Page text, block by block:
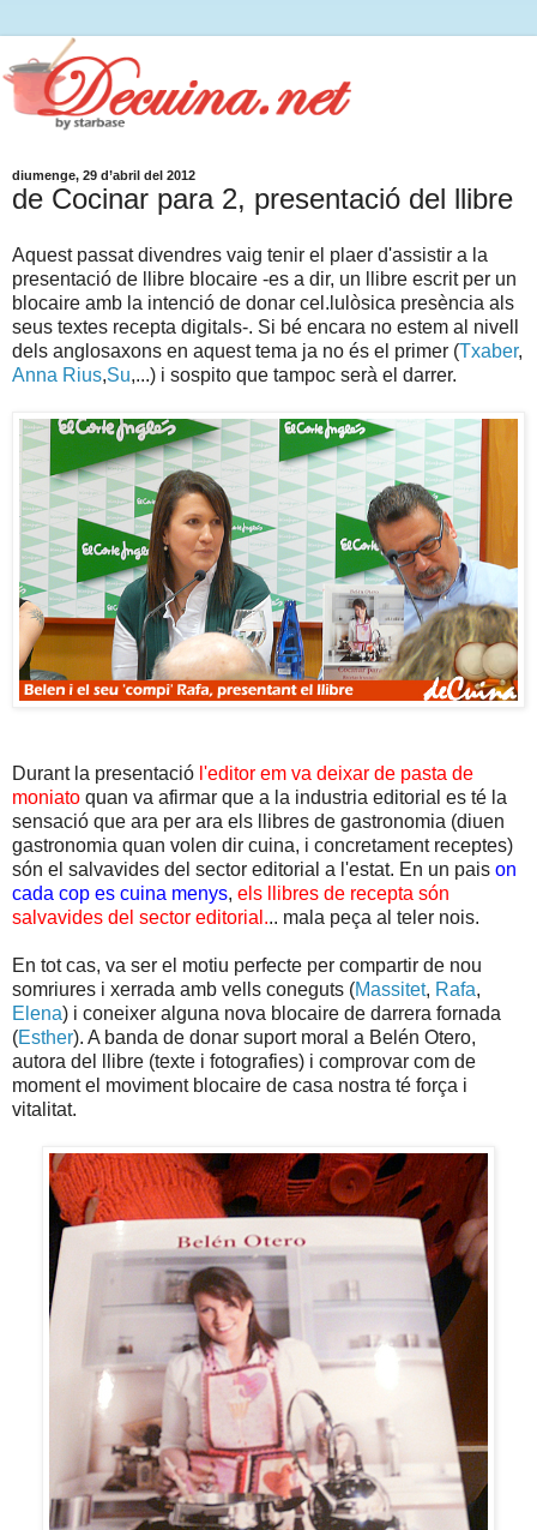
diumenge, 29 d’abril del 2012
de Cocinar para 2, presentació del llibre
Aquest passat divendres vaig tenir el plaer d'assistir a la
presentació de llibre blocaire -es a dir, un llibre escrit per un
blocaire amb la intenció de donar cel.lulòsica presència als
seus textes recepta digitals-. Si bé encara no estem al nivell
dels anglosaxons en aquest tema ja no és el primer (Txaber,
Anna Rius,Su,...) i sospito que tampoc serà el darrer.
Durant la presentació l'editor em va deixar de pasta de
moniato quan va afirmar que a la industria editorial es té la
sensació que ara per ara els llibres de gastronomia (diuen
gastronomia quan volen dir cuina, i concretament receptes)
són el salvavides del sector editorial a l'estat. En un pais on
cada cop es cuina menys, els llibres de recepta són
salvavides del sector editorial... mala peça al teler nois.
En tot cas, va ser el motiu perfecte per compartir de nou
somriures i xerrada amb vells coneguts (Massitet, Rafa,
Elena) i coneixer alguna nova blocaire de darrera fornada
(Esther). A banda de donar suport moral a Belén Otero,
autora del llibre (texte i fotografies) i comprovar com de
moment el moviment blocaire de casa nostra té força i
vitalitat.